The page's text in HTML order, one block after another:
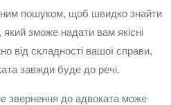
пошуком, щоб швидко знайти
зможе надати вам якісні
від складності вашої справи,
завжди буде до речі.
звернення до адвоката може